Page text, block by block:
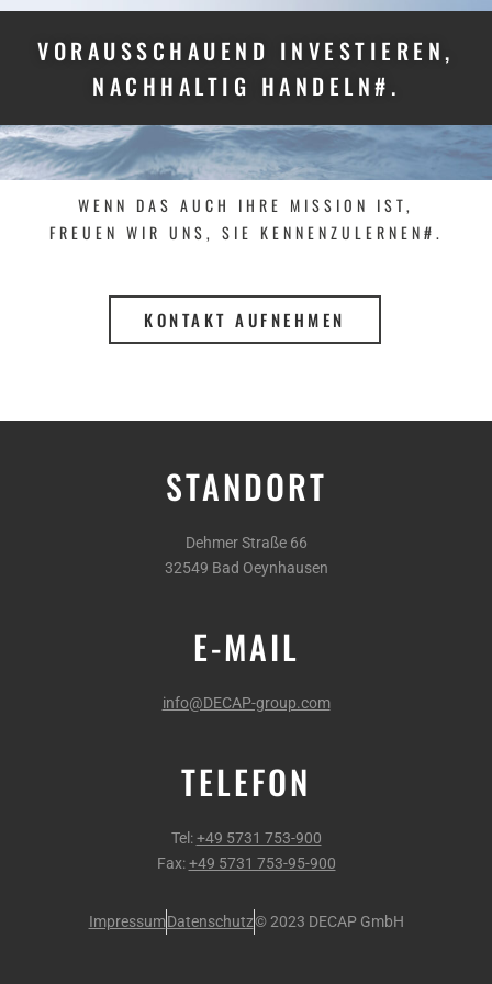
VORAUSSCHAUEND INVESTIEREN,
NACHHALTIG HANDELN#.
WENN DAS AUCH IHRE MISSION IST,
FREUEN WIR UNS, SIE KENNENZULERNEN#.
KONTAKT AUFNEHMEN
STANDORT
Dehmer Straße 66
32549 Bad Oeynhausen
E-MAIL
info@DECAP-group.com
TELEFON
Tel:+49 5731 753-900
Fax:+49 5731 753-95-900
ImpressumDatenschutz© 2023 DECAP GmbH